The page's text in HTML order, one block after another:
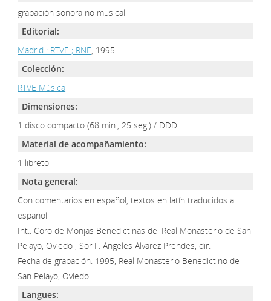
grabación sonora no musical
Editorial:
Madrid : RTVE ; RNE, 1995
Colección:
RTVE Música
Dimensiones:
1 disco compacto (68 min., 25 seg.) / DDD
Material de acompañamiento:
1 libreto
Nota general:
Con comentarios en español, textos en latín traducidos al
español
Int.: Coro de Monjas Benedictinas del Real Monasterio de San
Pelayo, Oviedo ; Sor F. Ángeles Álvarez Prendes, dir.
Fecha de grabación: 1995, Real Monasterio Benedictino de
San Pelayo, Oviedo
Langues: